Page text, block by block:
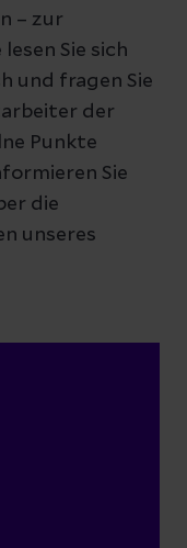
– zur
Sie sich
und fragen Sie
der
Punkte
Sie
die
unseres